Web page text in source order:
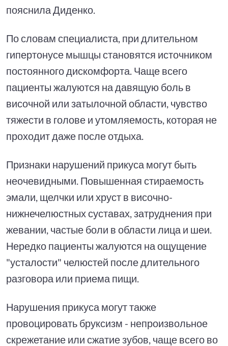
пояснила Диденко.
По словам специалиста, при длительном
гипертонусе мышцы становятся источником
постоянного дискомфорта. Чаще всего
пациенты жалуются на давящую боль в
височной или затылочной области, чувство
тяжести в голове и утомляемость, которая не
проходит даже после отдыха.
Признаки нарушений прикуса могут быть
неочевидными. Повышенная стираемость
эмали, щелчки или хруст в височно-
нижнечелюстных суставах, затруднения при
жевании, частые боли в области лица и шеи.
Нередко пациенты жалуются на ощущение
"усталости" челюстей после длительного
разговора или приема пищи.
Нарушения прикуса могут также
провоцировать бруксизм - непроизвольное
скрежетание или сжатие зубов, чаще всего во